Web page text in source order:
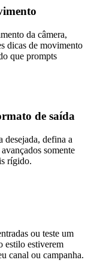
da câmera,
dicas de movimento
que prompts
de saída
desejada, defina a
somente
rígido.
ou teste um
estilo estiverem
canal ou campanha.